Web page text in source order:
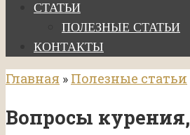
СТАТЬИ
ПОЛЕЗНЫЕ СТАТЬИ
КОНТАКТЫ
Главная » Полезные статьи
Вопросы